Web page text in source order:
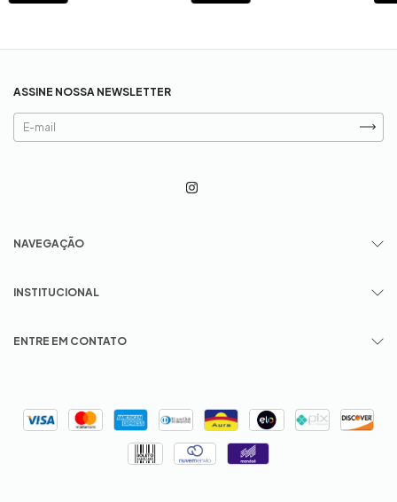
ASSINE NOSSA NEWSLETTER
NAVEGAÇÃO
INSTITUCIONAL
ENTRE EM CONTATO